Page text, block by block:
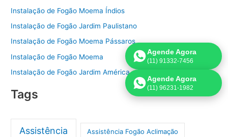
Instalação de Fogão Moema Índios
Instalação de Fogão Jardim Paulistano
Instalação de Fogão Moema Pássaros
Instalação de Fogão Moema
Instalação de Fogão Jardim América
Tags
Assistência Assistência Fogão Aclimação
Agende Agora
(11) 91332-7456
Agende Agora
(11) 96231-1982